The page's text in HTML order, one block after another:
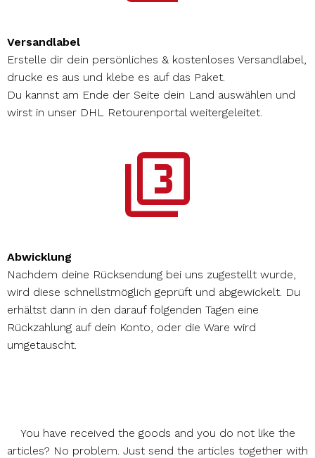
Versandlabel
Erstelle dir dein persönliches & kostenloses Versandlabel,
drucke es aus und klebe es auf das Paket.
Du kannst am Ende der Seite dein Land auswählen und
wirst in unser DHL Retourenportal weitergeleitet.
Abwicklung
Nachdem deine Rücksendung bei uns zugestellt wurde,
wird diese schnellstmöglich geprüft und abgewickelt. Du
erhältst dann in den darauf folgenden Tagen eine
Rückzahlung auf dein Konto, oder die Ware wird
umgetauscht.
You have received the goods and you do not like the
articles? No problem. Just send the articles together with